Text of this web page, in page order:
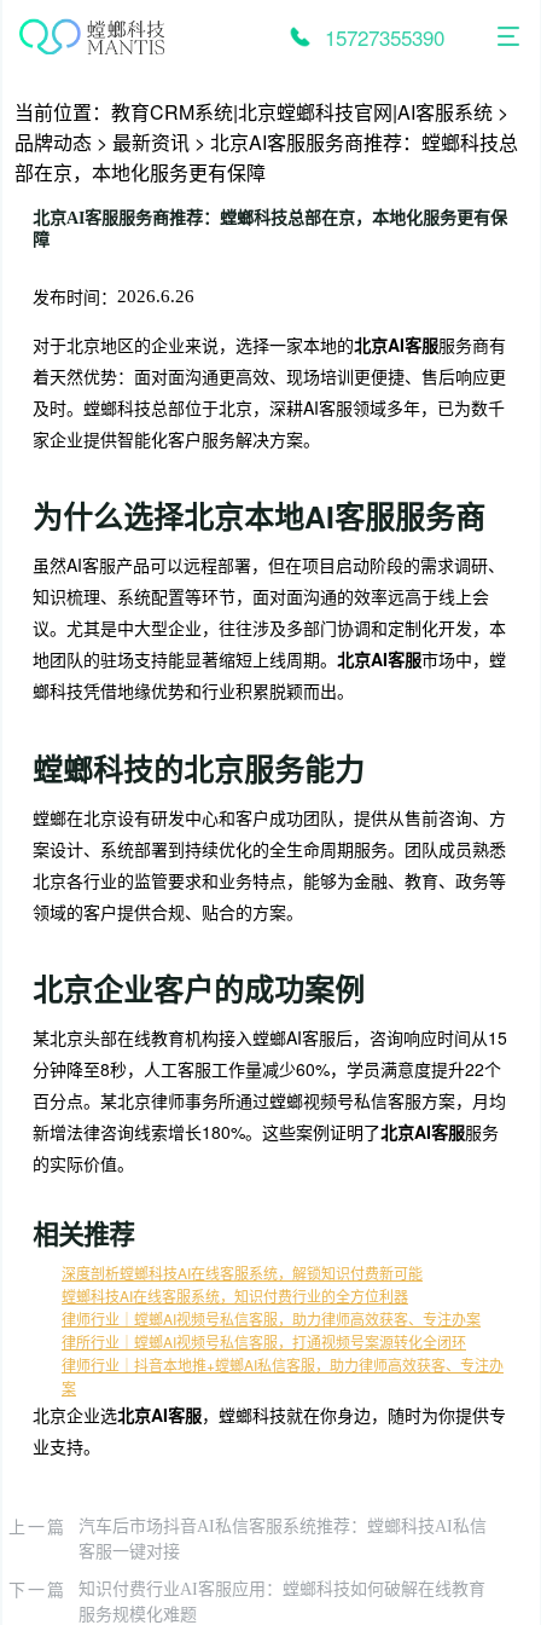
15727355390
当前位置： 教育CRM系统|北京螳螂科技官网|AI客服系统 >
品牌动态 > 最新资讯 > 北京AI客服服务商推荐：螳螂科技总
部在京，本地化服务更有保障
北京AI客服服务商推荐：螳螂科技总部在京，本地化服务更有保
障
发布时间： 2026.6.26
对于北京地区的企业来说，选择一家本地的北京AI客服服务商有
着天然优势：面对面沟通更高效、现场培训更便捷、售后响应更
及时。螳螂科技总部位于北京，深耕AI客服领域多年，已为数千
家企业提供智能化客户服务解决方案。
为什么选择北京本地AI客服服务商
虽然AI客服产品可以远程部署，但在项目启动阶段的需求调研、
知识梳理、系统配置等环节，面对面沟通的效率远高于线上会
议。尤其是中大型企业，往往涉及多部门协调和定制化开发，本
地团队的驻场支持能显著缩短上线周期。 北京AI客服市场中，螳
螂科技凭借地缘优势和行业积累脱颖而出。
螳螂科技的北京服务能力
螳螂在北京设有研发中心和客户成功团队，提供从售前咨询、方
案设计、系统部署到持续优化的全生命周期服务。团队成员熟悉
北京各行业的监管要求和业务特点，能够为金融、教育、政务等
领域的客户提供合规、贴合的方案。
北京企业客户的成功案例
某北京头部在线教育机构接入螳螂AI客服后，咨询响应时间从15
分钟降至8秒，人工客服工作量减少60%，学员满意度提升22个
百分点。某北京律师事务所通过螳螂视频号私信客服方案，月均
新增法律咨询线索增长180%。这些案例证明了北京AI客服服务
的实际价值。
相关推荐
深度剖析螳螂科技AI在线客服系统，解锁知识付费新可能
螳螂科技AI在线客服系统，知识付费行业的全方位利器
律师行业｜螳螂AI视频号私信客服，助力律师高效获客、专注办案
律所行业｜螳螂AI视频号私信客服，打通视频号案源转化全闭环
律师行业｜抖音本地推+螳螂AI私信客服，助力律师高效获客、专注办
案
北京企业选北京AI客服，螳螂科技就在你身边，随时为你提供专
业支持。
上一篇
汽车后市场抖音AI私信客服系统推荐：螳螂科技AI私信
客服一键对接
下一篇
知识付费行业AI客服应用：螳螂科技如何破解在线教育
服务规模化难题